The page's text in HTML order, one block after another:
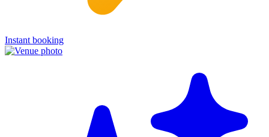
Instant booking